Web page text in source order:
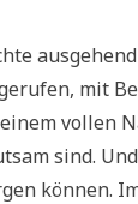
mit
vollen
sind.
können.